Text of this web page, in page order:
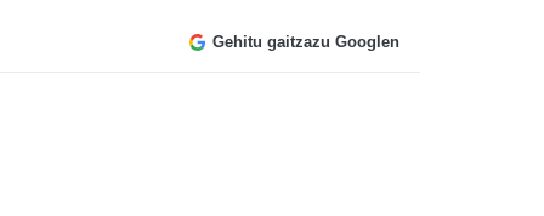
Gehitu gaitzazu Googlen